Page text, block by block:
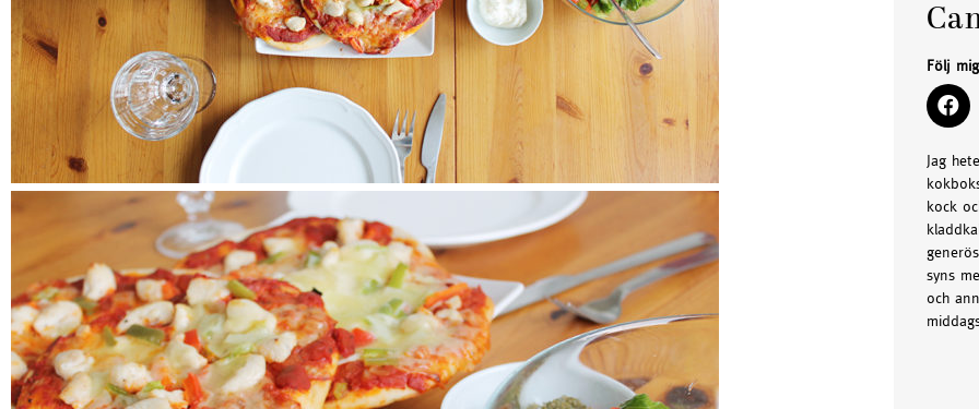
Följ
Jag
kock
syns
och